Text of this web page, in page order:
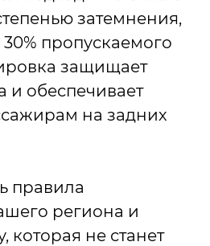
затемнения,
пропускаемого
защищает
и обеспечивает
на задних
правила
региона и
которая не станет